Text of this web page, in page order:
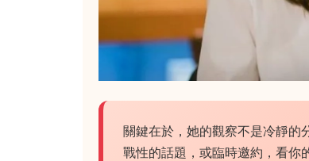
關鍵在於，她的觀察不是冷靜的
戰性的話題，或臨時邀約，看你